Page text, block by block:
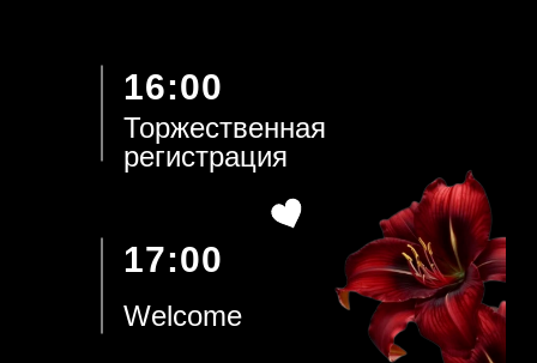
Торжественная
регистрация
Welcome
16:00
17:00